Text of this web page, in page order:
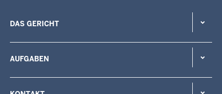
DAS GERICHT
AUFGABEN